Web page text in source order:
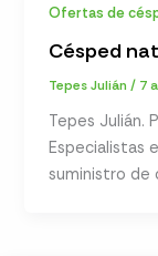
Ofertas de
Césped
Tepes Julián/ 7
Tepes Julián.
Especialistas
suministro de